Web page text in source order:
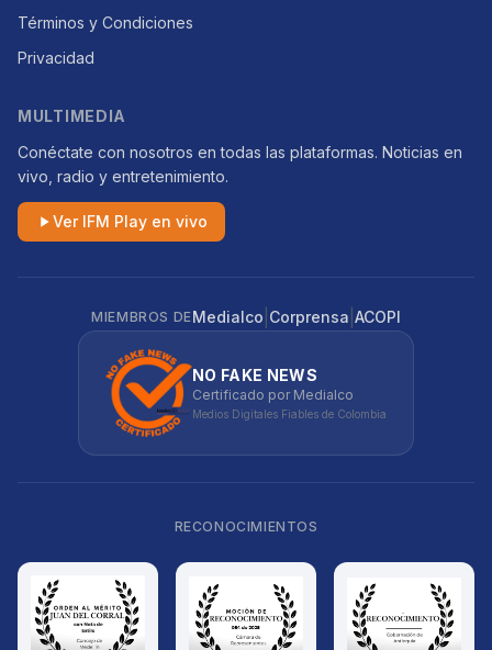
Términos y Condiciones
Privacidad
MULTIMEDIA
Conéctate con nosotros en todas las plataformas. Noticias en
vivo, radio y entretenimiento.
Ver IFM Play en vivo
MIEMBROS DEMedialco Corprensa ACOPI
NO FAKE NEWS
Certificado por Medialco
Medios Digitales Fiables de Colombia
RECONOCIMIENTOS